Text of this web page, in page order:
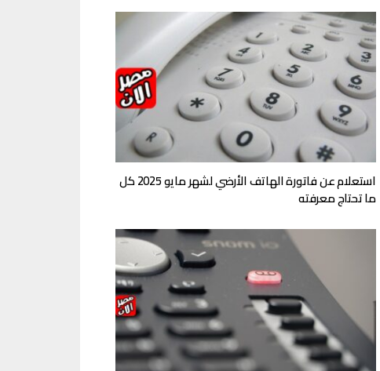
استعلام عن فاتورة الهاتف الأرضي لشهر مايو 2025 كل
ما تحتاج معرفته